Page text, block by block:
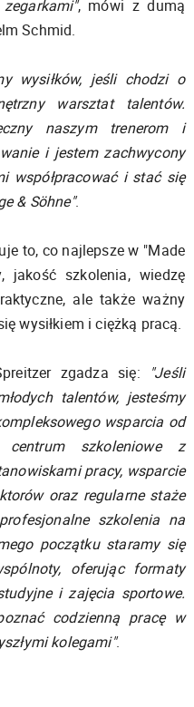
, mówi z dumą
Schmid.
wysiłków, jeśli chodzi o
warsztat talentów.
naszym trenerom i
i jestem zachwycony
współpracować i stać się
& Söhne".
to, co najlepsze w "Made
jakość szkolenia, wiedzę
ale także ważny
wysiłkiem i ciężką pracą.
zgadza się:
"Jeśli
talentów, jesteśmy
wsparcia od
centrum szkoleniowe z
pracy, wsparcie
oraz regularne staże
szkolenia na
początku staramy się
oferując formaty
i zajęcia sportowe.
codzienną pracę w
kolegami".